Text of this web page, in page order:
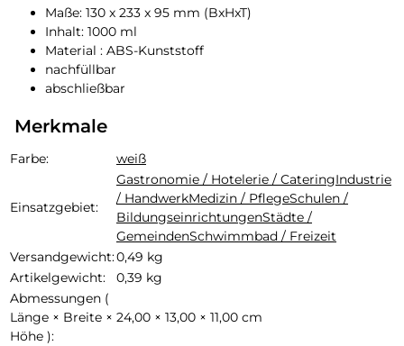
Maße: 130 x 233 x 95 mm (BxHxT)
Inhalt: 1000 ml
Material : ABS-Kunststoff
nachfüllbar
abschließbar
Merkmale
Produkteigenschaft
Wert
Farbe: weiß
Einsatzgebiet:
Gastronomie / Hotelerie / CateringIndustrie
/ HandwerkMedizin / PflegeSchulen /
BildungseinrichtungenStädte /
GemeindenSchwimmbad / Freizeit
Versandgewicht:0,49 kg
Artikelgewicht:
0,39 kg
Abmessungen (
Länge × Breite ×
Höhe ):
24,00 × 13,00 × 11,00 cm